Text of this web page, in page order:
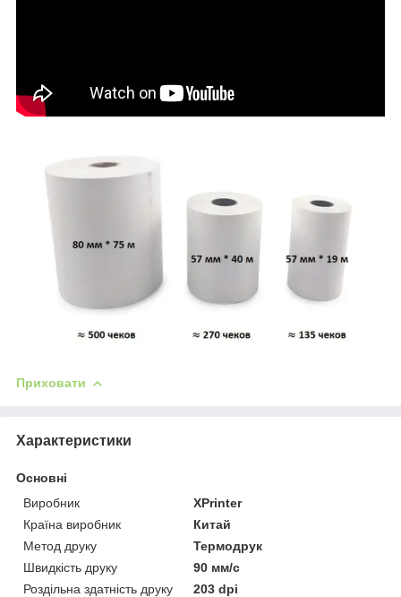
Приховати
Характеристики
Основні
Виробник
XPrinter
Країна виробник
Китай
Метод друку
Термодрук
Швидкість друку
90 мм/с
Роздільна здатність друку
203 dpi